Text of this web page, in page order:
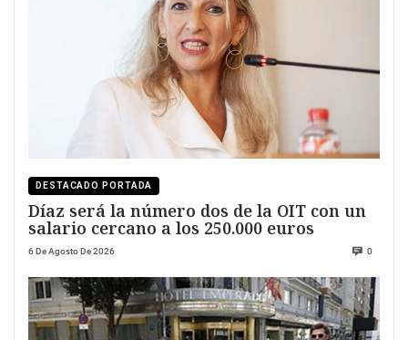
DESTACADO PORTADA
Díaz será la número dos de la OIT con un
salario cercano a los 250.000 euros
6 De Agosto De 2026 0